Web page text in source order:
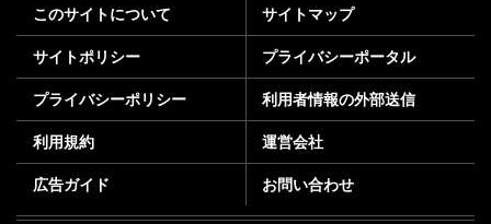
このサイトについて サイトマップ
サイトポリシー プライバシーポータル
プライバシーポリシー 利用者情報の外部送信
利用規約 運営会社
広告ガイド お問い合わせ